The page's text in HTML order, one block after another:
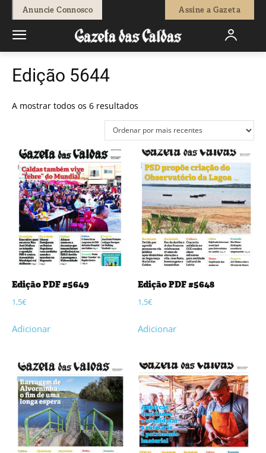
Anuncie Connosco Assine a Gazeta
Edição 5644
A mostrar todos os 6 resultados
por
mais
recentes
Edição PDF #5649
1,5€
Adicionar
Edição PDF #5648
1,5€
Adicionar